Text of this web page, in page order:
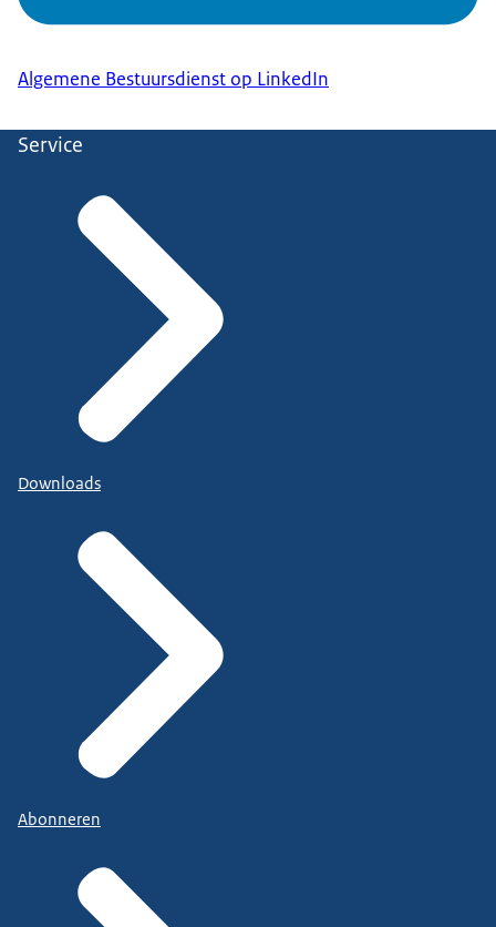
Algemene Bestuursdienst op LinkedIn
Service
Downloads
Abonneren